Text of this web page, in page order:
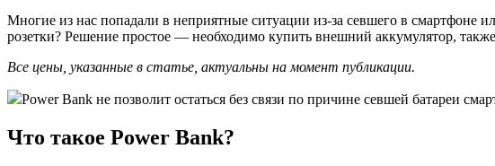
Многие из нас попадали в неприятные ситуации из-за севшего в смартфоне
розетки? Решение простое — необходимо купить внешний аккумулятор,
Все цены, указанные в статье, актуальны на момент публикации.
Power Bank не позволит остаться без связи по причине севшей батареи
Что такое Power Bank?